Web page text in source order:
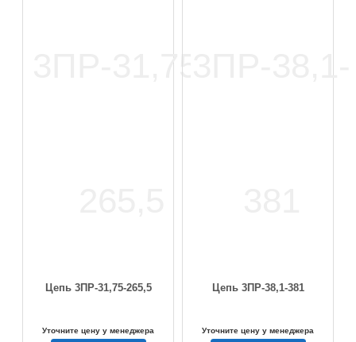
Цепь 3ПР-31,75-265,5
Уточните цену у менеджера
Цепь 3ПР-38,1-381
Уточните цену у менеджера